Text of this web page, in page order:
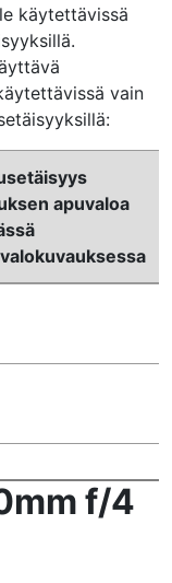
käytettävissä
vain
apuvaloa
f/4